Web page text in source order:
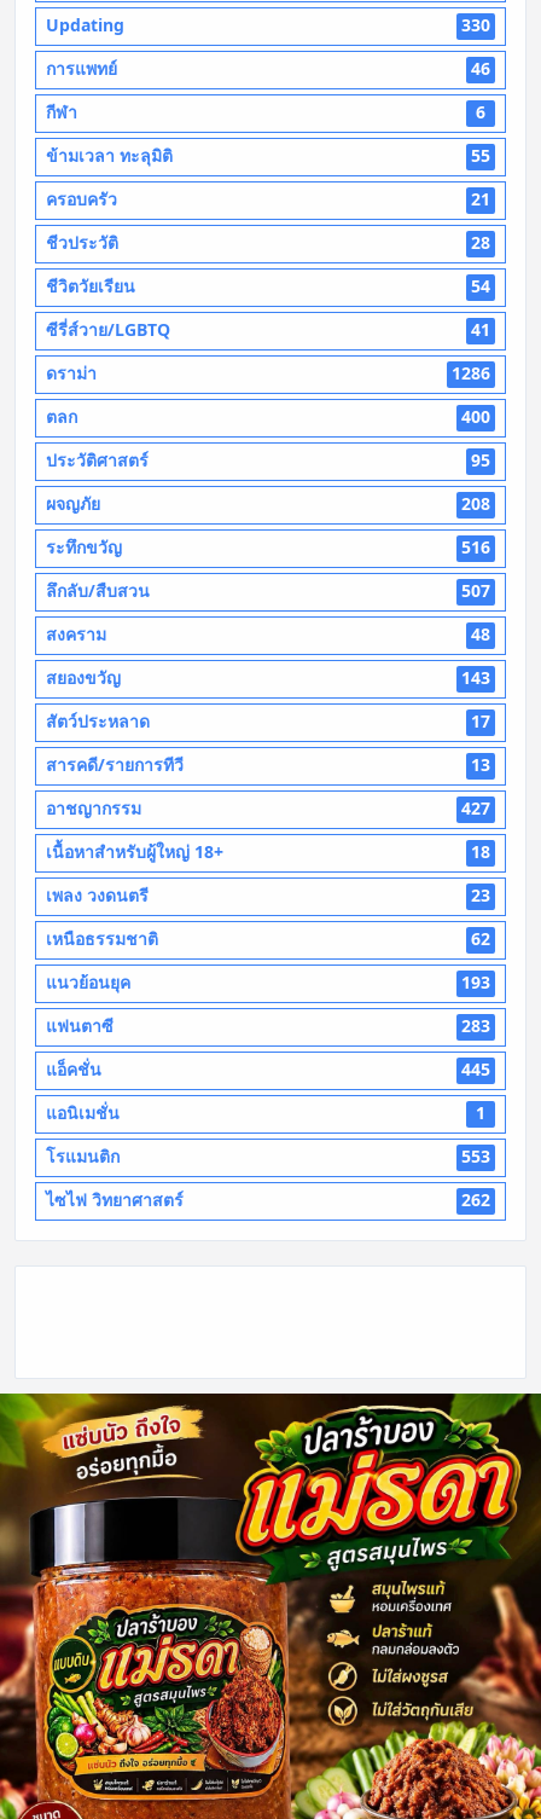
Updating
330
การแพทย์
46
กีฬา
6
ข้ามเวลา ทะลุมิติ
55
ครอบครัว
21
ชีวประวัติ
28
ชีวิตวัยเรียน
54
ซีรี่ส์วาย/LGBTQ
41
ดราม่า
1286
ตลก
400
ประวัติศาสตร์
95
ผจญภัย
208
ระทึกขวัญ
516
ลึกลับ/สืบสวน
507
สงคราม
48
สยองขวัญ
143
สัตว์ประหลาด
17
สารคดี/รายการทีวี
13
อาชญากรรม
427
เนื้อหาสำหรับผู้ใหญ่ 18+
18
เพลง วงดนตรี
23
เหนือธรรมชาติ
62
แนวย้อนยุค
193
แฟนตาซี
283
แอ็คชั่น
445
แอนิเมชั่น
1
โรแมนติก
553
ไซไฟ วิทยาศาสตร์
262